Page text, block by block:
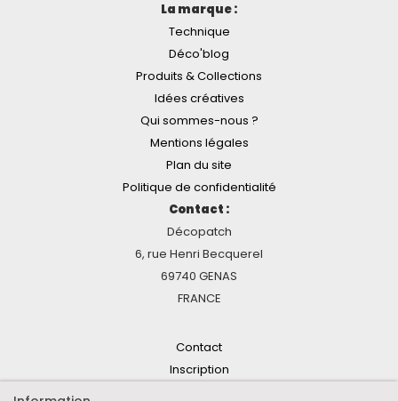
La marque :
Technique
Déco'blog
Produits & Collections
Idées créatives
Qui sommes-nous ?
Mentions légales
Plan du site
Politique de confidentialité
Contact :
Décopatch
6, rue Henri Becquerel
69740 GENAS
FRANCE
Contact
Inscription